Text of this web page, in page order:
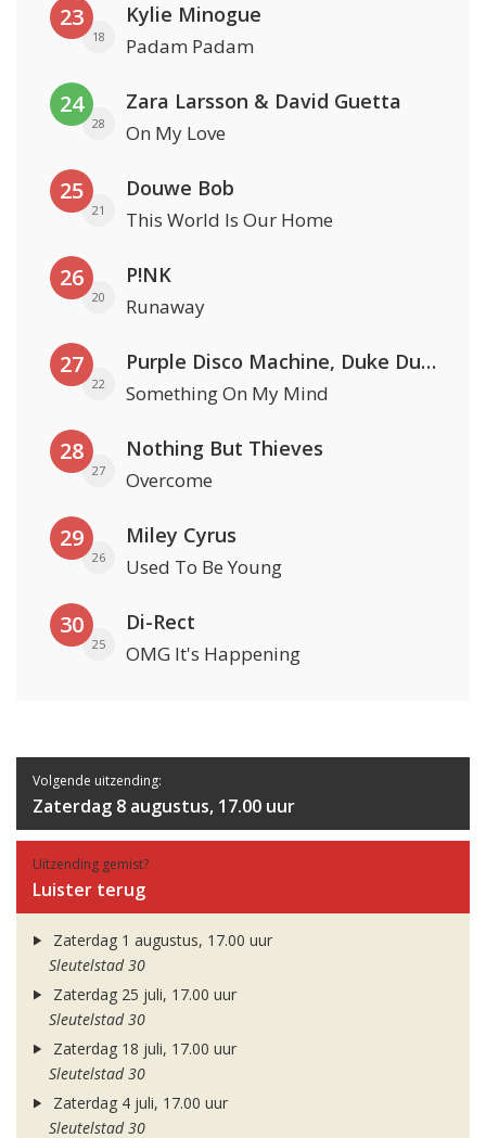
23
18
Kylie Minogue
Padam Padam
24
28
Zara Larsson & David Guetta
On My Love
25
21
Douwe Bob
This World Is Our Home
26
20
P!NK
Runaway
27
22
Purple Disco Machine, Duke Dumont & Nothing But Thieves
Something On My Mind
28
27
Nothing But Thieves
Overcome
29
26
Miley Cyrus
Used To Be Young
30
25
Di-Rect
OMG It's Happening
Volgende uitzending:
Zaterdag 8 augustus, 17.00 uur
Uitzending gemist?
Luister terug
Zaterdag 1 augustus, 17.00 uur
Sleutelstad 30
Zaterdag 25 juli, 17.00 uur
Sleutelstad 30
Zaterdag 18 juli, 17.00 uur
Sleutelstad 30
Zaterdag 4 juli, 17.00 uur
Sleutelstad 30